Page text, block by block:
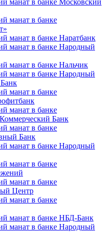
манат в банке Московский
манат в банке
манат в банке Наратбанк
манат в банке Народный
манат в банке Нальчик
манат в банке Народный
манат в банке
манат в банке
Банк
манат в банке
Банк
манат в банке Народный
манат в банке
манат в банке
Центр
манат в банке
манат в банке НБД-Банк
манат в банке Народный